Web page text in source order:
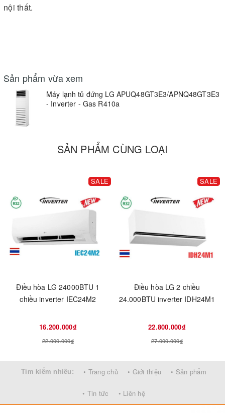
nội thất.
Sản phẩm vừa xem
Máy lạnh tủ đứng LG APUQ48GT3E3/APNQ48GT3E3
- Inverter - Gas R410a
SẢN PHẨM CÙNG LOẠI
SALE
Điều hòa LG 24000BTU 1
chiều inverter IEC24M2
16.200.000₫
22.000.000₫
SALE
Điều hòa LG 2 chiều
24.000BTU inverter IDH24M1
22.800.000₫
27.000.000₫
Tìm kiếm nhiều: • Trang chủ • Giới thiệu • Sản phẩm
• Tin tức • Liên hệ